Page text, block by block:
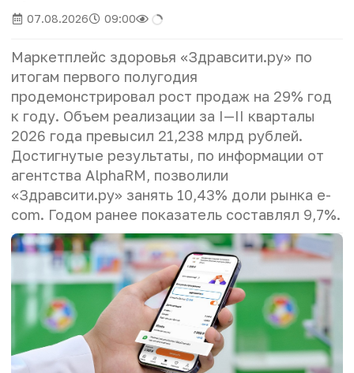
07.08.2026 09:00
Маркетплейс здоровья «Здравсити.ру» по
итогам первого полугодия
продемонстрировал рост продаж на 29% год
к году. Объем реализации за I—II кварталы
2026 года превысил 21,238 млрд рублей.
Достигнутые результаты, по информации от
агентства AlphaRM, позволили
«Здравсити.ру» занять 10,43% доли рынка e-
com. Годом ранее показатель составлял 9,7%.